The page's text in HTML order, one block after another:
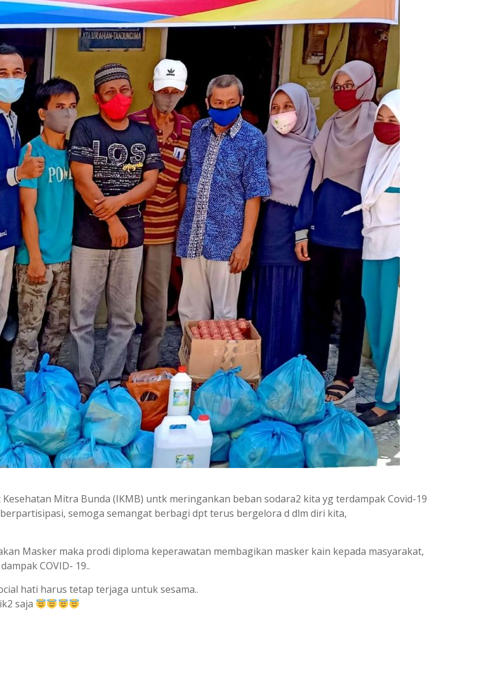
Mitra Bunda (IKMB) untk meringankan beban sodara2 kita yg terdampak Covid-19
semoga semangat berbagi dpt terus bergelora d dlm diri kita,
Masker maka prodi diploma keperawatan membagikan masker kain kepada masyarakat,
COVID- 19..
hati harus tetap terjaga untuk sesama..
saja